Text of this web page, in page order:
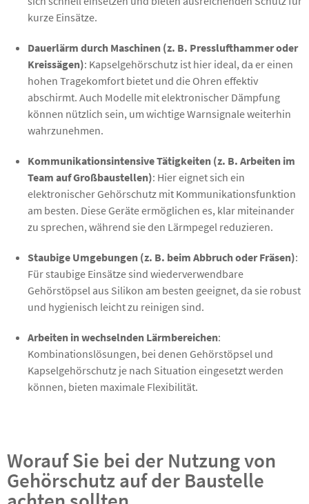
kurze Einsätze.
Dauerlärm durch Maschinen (z. B. Presslufthammer oder
Kreissägen): Kapselgehörschutz ist hier ideal, da er einen
hohen Tragekomfort bietet und die Ohren effektiv
abschirmt. Auch Modelle mit elektronischer Dämpfung
können nützlich sein, um wichtige Warnsignale weiterhin
wahrzunehmen.
Kommunikationsintensive Tätigkeiten (z. B. Arbeiten im
Team auf Großbaustellen): Hier eignet sich ein
elektronischer Gehörschutz mit Kommunikationsfunktion
am besten. Diese Geräte ermöglichen es, klar miteinander
zu sprechen, während sie den Lärmpegel reduzieren.
Staubige Umgebungen (z. B. beim Abbruch oder Fräsen):
Für staubige Einsätze sind wiederverwendbare
Gehörstöpsel aus Silikon am besten geeignet, da sie robust
und hygienisch leicht zu reinigen sind.
Arbeiten in wechselnden Lärmbereichen:
Kombinationslösungen, bei denen Gehörstöpsel und
Kapselgehörschutz je nach Situation eingesetzt werden
können, bieten maximale Flexibilität.
Worauf Sie bei der Nutzung von
Gehörschutz auf der Baustelle